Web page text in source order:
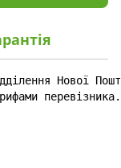
перевізника.